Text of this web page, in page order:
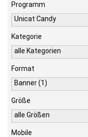
Programm
Unicat Candy
Kategorie
alle Kategorien
Format
Banner (1)
Größe
alle Größen
Mobile